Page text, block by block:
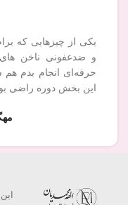
یکی از چیزهایی که
و ضدعفونی ناخن
حرفه‌ای انجام بدم
این بخش دوره راضی